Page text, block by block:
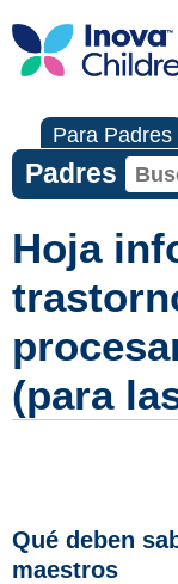
Para Padres
Padres
Hoja
(para
Qué deben
maestros